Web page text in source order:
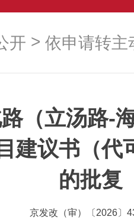
开 > 依申请转主
（立汤路-
建议书（代
的批复
京发改（审）〔2026〕